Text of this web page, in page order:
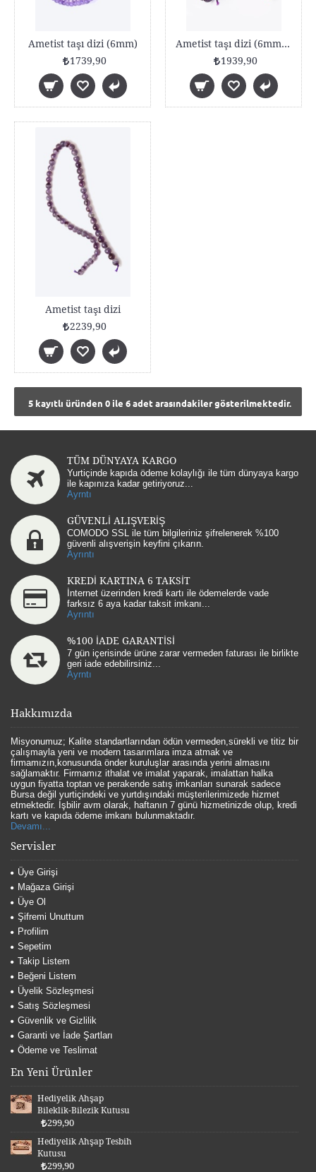
Ametist taşı dizi (6mm)
1739,90
Ametist taşı dizi (6mm Fasetli)
1939,90
Ametist taşı dizi
2239,90
5 kayıtlı üründen 0 ile 6 adet arasındakiler gösterilmektedir.
TÜM DÜNYAYA KARGO
Yurtiçinde kapıda ödeme kolaylığı ile tüm dünyaya kargo
ile kapınıza kadar getiriyoruz...
Ayrntı
GÜVENLİ ALIŞVERİŞ
COMODO SSL ile tüm bilgileriniz şifrelenerek %100
güvenli alışverişin keyfini çıkarın.
Ayrıntı
KREDİ KARTINA 6 TAKSİT
İnternet üzerinden kredi kartı ile ödemelerde vade
farksız 6 aya kadar taksit imkanı...
Ayrıntı
%100 İADE GARANTİSİ
7 gün içerisinde ürüne zarar vermeden faturası ile birlikte
geri iade edebilirsiniz...
Ayrntı
Hakkımızda
Misyonumuz; Kalite standartlarından ödün vermeden,sürekli ve titiz bir
çalışmayla yeni ve modern tasarımlara imza atmak ve
firmamızın,konusunda önder kuruluşlar arasında yerini almasını
sağlamaktır. Firmamız ithalat ve imalat yaparak, imalattan halka
uygun fiyatta toptan ve perakende satış imkanları sunarak sadece
Bursa değil yurtiçindeki ve yurtdışındaki müşterilerimizede hizmet
etmektedir. İşbilir avm olarak, haftanın 7 günü hizmetinizde olup, kredi
kartı ve kapıda ödeme imkanı bulunmaktadır.
Devamı...
Servisler
Üye Girişi
Mağaza Girişi
Üye Ol
Şifremi Unuttum
Profilim
Sepetim
Takip Listem
Beğeni Listem
Üyelik Sözleşmesi
Satış Sözleşmesi
Güvenlik ve Gizlilik
Garanti ve İade Şartları
Ödeme ve Teslimat
En Yeni Ürünler
Hediyelik Ahşap
Bileklik-Bilezik Kutusu
299,90
Hediyelik Ahşap Tesbih
Kutusu
299,90